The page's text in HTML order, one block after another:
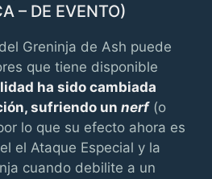
– DE EVENTO)
Greninja de Ash puede
que tiene disponible
ha sido cambiada
sufriendo un nerf(o
lo que su efecto ahora es
el Ataque Especial y la
cuando debilite a un